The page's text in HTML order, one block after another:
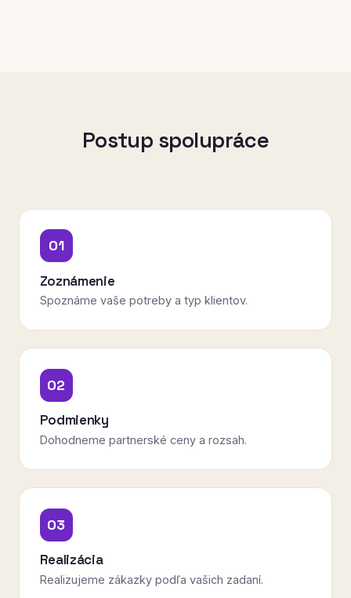
Postup spolupráce
01
Zoznámenie
Spoznáme vaše potreby a typ klientov.
02
Podmienky
Dohodneme partnerské ceny a rozsah.
03
Realizácia
Realizujeme zákazky podľa vašich zadaní.